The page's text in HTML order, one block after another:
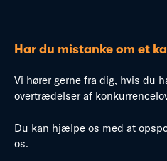
Har du mistanke om et
Vi hører gerne fra dig, hvis du
overtrædelser af
Du kan hjælpe os med at
os.